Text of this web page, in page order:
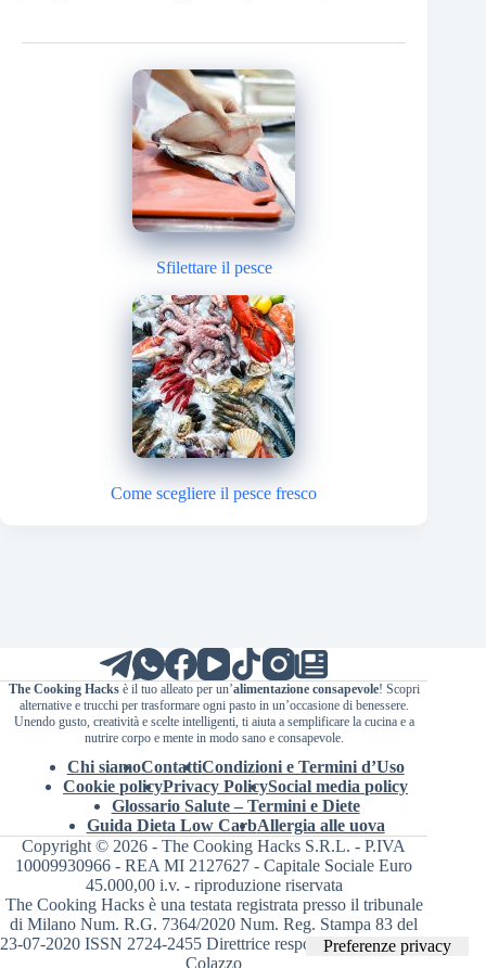
Sfilettare il pesce
Come scegliere il pesce fresco
The Cooking Hacksè il tuo alleato per un’alimentazione consapevole! Scopri
alternative e trucchi per trasformare ogni pasto in un’occasione di benessere.
Unendo gusto, creatività e scelte intelligenti, ti aiuta a semplificare la cucina e a
nutrire corpo e mente in modo sano e consapevole.
Chi siamoContattiCondizioni e Termini d’Uso
Cookie policyPrivacy PolicySocial media policy
Glossario Salute – Termini e Diete
Guida Dieta Low CarbAllergia alle uova
Copyright © 2026 - The Cooking Hacks S.R.L. - P.IVA
10009930966 - REA MI 2127627 - Capitale Sociale Euro
45.000,00 i.v. - riproduzione riservata
The Cooking Hacks è una testata registrata presso il tribunale
di Milano Num. R.G. 7364/2020 Num. Reg. Stampa 83 del
23-07-2020 ISSN 2724-2455 Direttrice responsabile Valentina
Colazzo